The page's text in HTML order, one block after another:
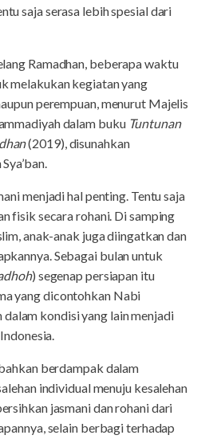
saja serasa lebih spesial dari
Ramadhan, beberapa waktu
melakukan kegiatan yang
perempuan, menurut Majelis
dalam buku Tuntunan
(2019), disunahkan
menjadi hal penting. Tentu saja
fisik secara rohani. Di samping
anak-anak juga diingatkan dan
Sebagai bulan untuk
) segenap persiapan itu
yang dicontohkan Nabi
dalam kondisi yang lain menjadi
berdampak dalam
individual menuju kesalehan
jasmani dan rohani dari
selain berbagi terhadap